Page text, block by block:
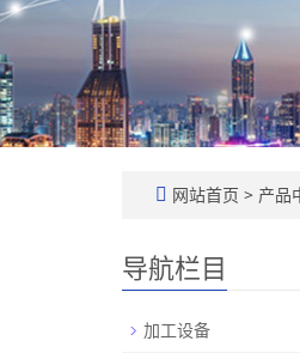
网站首页 > 产品
导航栏目
加工设备